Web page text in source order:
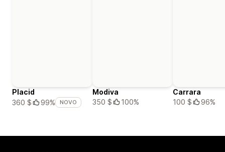
Placid
360 $
99% NOVO
Modiva
350 $
100%
Carrara
100 $
96%